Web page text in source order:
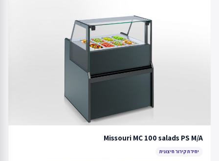
Missouri MC 100 salads PS M/A
יחידת קירור חיצונית